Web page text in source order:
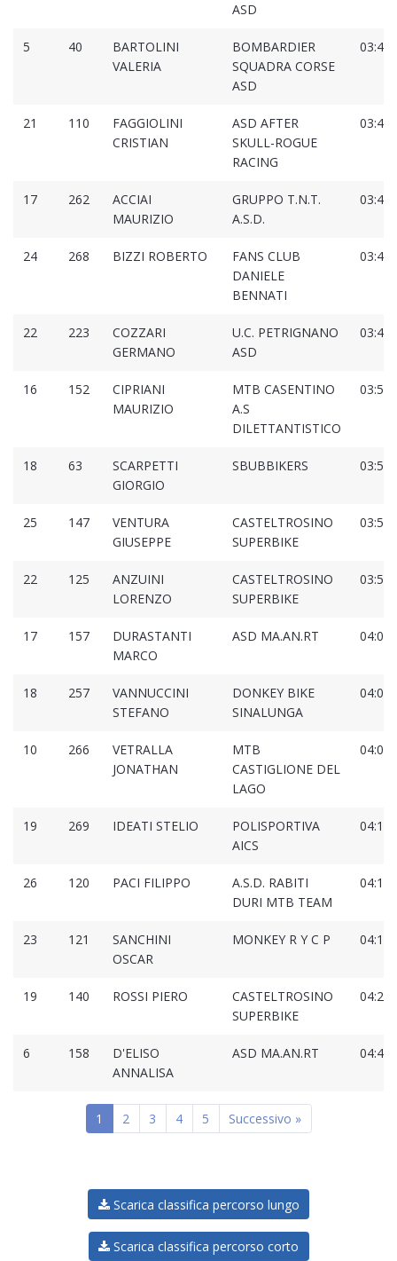
ASD
5 40
BARTOLINI
VALERIA
BOMBARDIER
SQUADRA CORSE
ASD
21 110
FAGGIOLINI
CRISTIAN
ASD AFTER
SKULL-ROGUE
RACING
17 262
ACCIAI
MAURIZIO
GRUPPO T.N.T.
A.S.D.
24 268 BIZZI ROBERTO
FANS CLUB
DANIELE
BENNATI
22 223
COZZARI
GERMANO
U.C. PETRIGNANO
ASD
16 152
CIPRIANI
MAURIZIO
MTB CASENTINO
A.S
DILETTANTISTICO
18 63
SCARPETTI
GIORGIO
SBUBBIKERS
25 147
VENTURA
GIUSEPPE
CASTELTROSINO
SUPERBIKE
22 125
ANZUINI
LORENZO
CASTELTROSINO
SUPERBIKE
17 157
DURASTANTI
MARCO
ASD MA.AN.RT
18 257
VANNUCCINI
STEFANO
DONKEY BIKE
SINALUNGA
10 266
VETRALLA
JONATHAN
MTB
CASTIGLIONE DEL
LAGO
19 269 IDEATI STELIO
POLISPORTIVA
AICS
26 120 PACI FILIPPO
A.S.D. RABITI
DURI MTB TEAM
23 121
SANCHINI
OSCAR
MONKEY R Y C P
19 140 ROSSI PIERO
CASTELTROSINO
SUPERBIKE
6 158
D'ELISO
ANNALISA
ASD MA.AN.RT
1 2 3 4 5 Successivo »
Scarica classifica percorso lungo
Scarica classifica percorso corto